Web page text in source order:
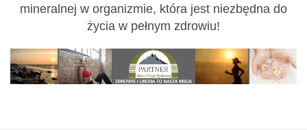
mineralnej w organizmie, która jest niezbędna do
życia w pełnym zdrowiu!